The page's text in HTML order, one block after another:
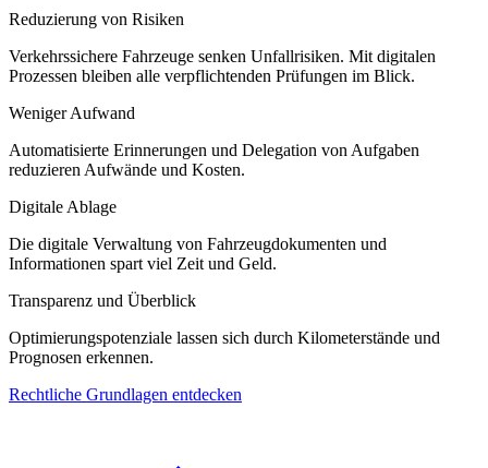
Reduzierung von Risiken
Verkehrssichere Fahrzeuge senken Unfallrisiken. Mit digitalen
Prozessen bleiben alle verpflichtenden Prüfungen im Blick.
Weniger Aufwand
Automatisierte Erinnerungen und Delegation von Aufgaben
reduzieren Aufwände und Kosten.
Digitale Ablage
Die digitale Verwaltung von Fahrzeugdokumenten und
Informationen spart viel Zeit und Geld.
Transparenz und Überblick
Optimierungspotenziale lassen sich durch Kilometerstände und
Prognosen erkennen.
Rechtliche Grundlagen entdecken